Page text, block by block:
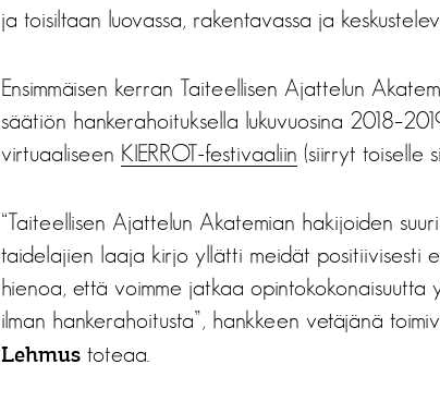
ja toisiltaan luovassa, rakentavassa ja
Ensimmäisen kerran Taiteellisen Ajattelun
säätiön hankerahoituksella lukuvuosina
virtuaaliseen KIERROT-festivaaliin (siirryt toiselle
“Taiteellisen Ajattelun Akatemian hakijoiden
taidelajien laaja kirjo yllätti meidät positiivisesti
hienoa, että voimme jatkaa opintokokonaisuutta
ilman hankerahoitusta”, hankkeen vetäjänä
Lehmus toteaa.